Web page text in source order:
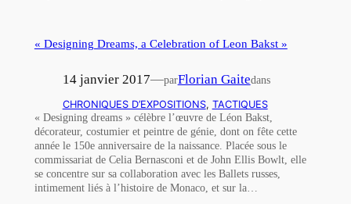
« Designing Dreams, a Celebration of Leon Bakst »
14 janvier 2017—parFlorian Gaitedans
CHRONIQUES D’EXPOSITIONS, TACTIQUES
« Designing dreams » célèbre l’œuvre de Léon Bakst,
décorateur, costumier et peintre de génie, dont on fête cette
année le 150e anniversaire de la naissance. Placée sous le
commissariat de Celia Bernasconi et de John Ellis Bowlt, elle
se concentre sur sa collaboration avec les Ballets russes,
intimement liés à l’histoire de Monaco, et sur la…